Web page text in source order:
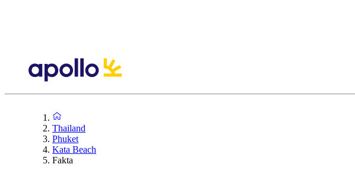
Thailand
Phuket
Kata Beach
Fakta